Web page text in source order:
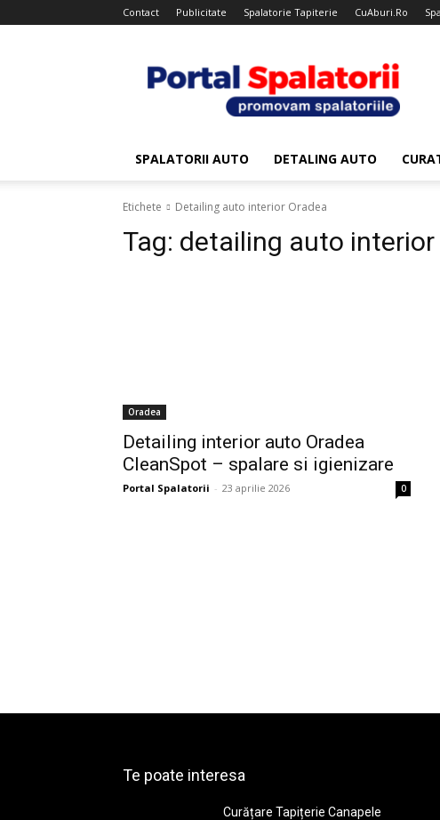
Contact Publicitate Spalatorie Tapiterie CuAburi.Ro
Spalatorii
SPALATORII AUTO DETALING AUTO
Etichete Detailing auto interior Oradea
Tag: detailing auto interior
Oradea
Detailing interior auto Oradea
CleanSpot – spalare si igienizare
Portal Spalatorii - 23 aprilie 2026 0
Te poate interesa
Curățare Tapițerie Canapele